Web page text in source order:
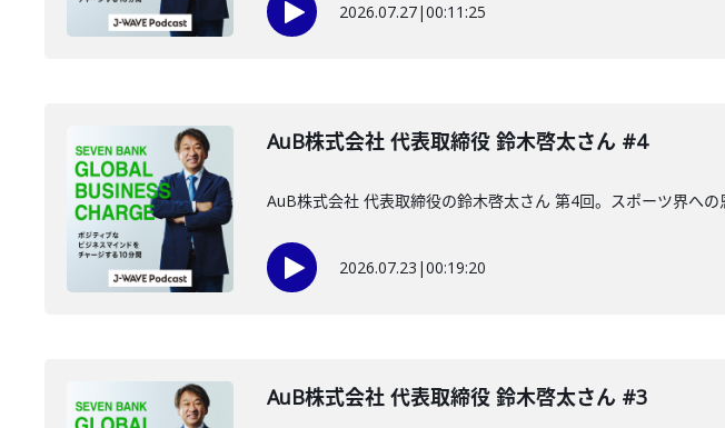
2026.07.27|00:11:25
AuB株式会社 代表取締役 鈴木啓太さん #4
AuB株式会社 代表取締役の鈴木啓太さん 第4回。スポーツ界へ
2026.07.23 |00:19:20
AuB株式会社 代表取締役 鈴木啓太さん #3